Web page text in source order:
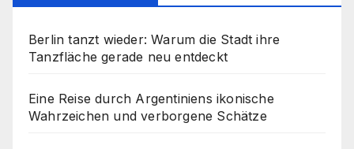
Berlin tanzt wieder: Warum die Stadt ihre
Tanzfläche gerade neu entdeckt
Eine Reise durch Argentiniens ikonische
Wahrzeichen und verborgene Schätze